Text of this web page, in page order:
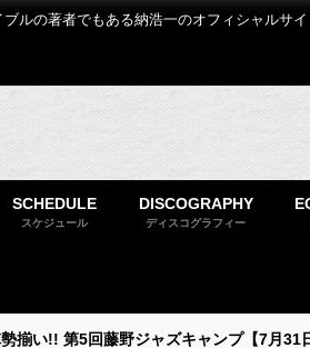
ルの著者でもある納浩一のオフィシャルサ
SCHEDULE
スケジュール
DISCOGRAPHY
ディスコグラフィー
揃い!! 第5回藤野ジャズキャンプ【7月31